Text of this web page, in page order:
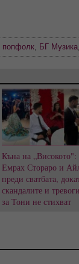
попфолк, БГ Музика,
Къна на „Високото":
Емрах Стораро и
преди сватбата,
скандалите и
за Тони не стихват